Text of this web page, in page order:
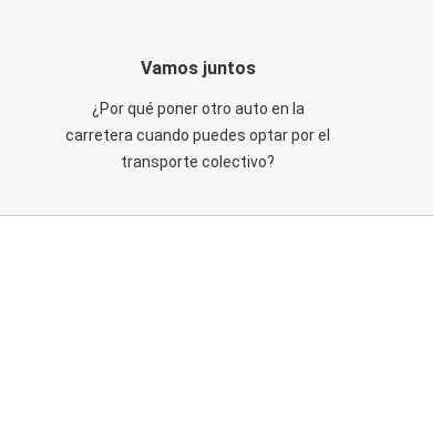
Vamos juntos
¿Por qué poner otro auto en la
carretera cuando puedes optar por el
transporte colectivo?